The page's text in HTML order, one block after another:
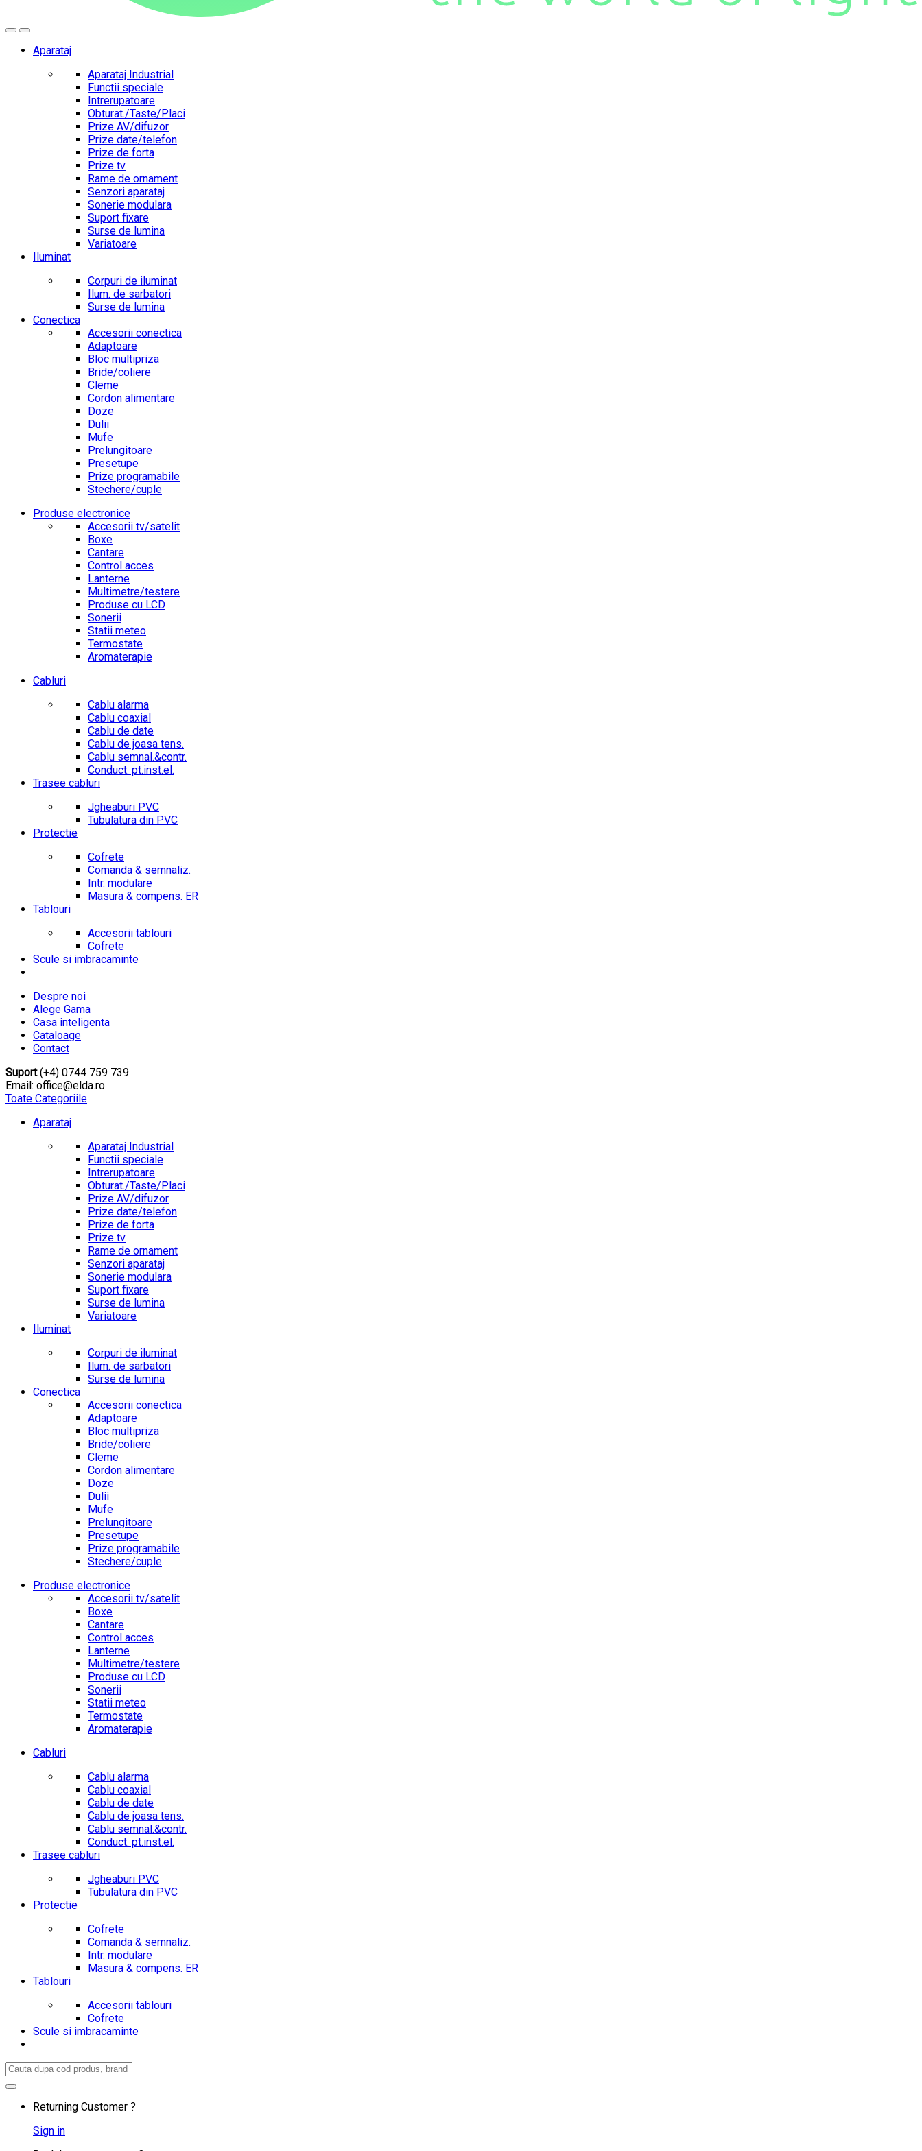
Aparataj
Aparataj Industrial
Functii speciale
Intrerupatoare
Obturat./Taste/Placi
Prize AV/difuzor
Prize date/telefon
Prize de forta
Prize tv
Rame de ornament
Senzori aparataj
Sonerie modulara
Suport fixare
Surse de lumina
Variatoare
Iluminat
Corpuri de iluminat
Ilum. de sarbatori
Surse de lumina
Conectica
Accesorii conectica
Adaptoare
Bloc multipriza
Bride/coliere
Cleme
Cordon alimentare
Doze
Dulii
Mufe
Prelungitoare
Presetupe
Prize programabile
Stechere/cuple
Produse electronice
Accesorii tv/satelit
Boxe
Cantare
Control acces
Lanterne
Multimetre/testere
Produse cu LCD
Sonerii
Statii meteo
Termostate
Aromaterapie
Cabluri
Cablu alarma
Cablu coaxial
Cablu de date
Cablu de joasa tens.
Cablu semnal.&contr.
Conduct. pt.inst.el.
Trasee cabluri
Jgheaburi PVC
Tubulatura din PVC
Protectie
Cofrete
Comanda & semnaliz.
Intr. modulare
Masura & compens. ER
Tablouri
Accesorii tablouri
Cofrete
Scule si imbracaminte
Despre noi
Alege Gama
Casa inteligenta
Cataloage
Contact
Suport(+4) 0744 759 739
Email: office@elda.ro
Toate Categoriile
Aparataj
Aparataj Industrial
Functii speciale
Intrerupatoare
Obturat./Taste/Placi
Prize AV/difuzor
Prize date/telefon
Prize de forta
Prize tv
Rame de ornament
Senzori aparataj
Sonerie modulara
Suport fixare
Surse de lumina
Variatoare
Iluminat
Corpuri de iluminat
Ilum. de sarbatori
Surse de lumina
Conectica
Accesorii conectica
Adaptoare
Bloc multipriza
Bride/coliere
Cleme
Cordon alimentare
Doze
Dulii
Mufe
Prelungitoare
Presetupe
Prize programabile
Stechere/cuple
Produse electronice
Accesorii tv/satelit
Boxe
Cantare
Control acces
Lanterne
Multimetre/testere
Produse cu LCD
Sonerii
Statii meteo
Termostate
Aromaterapie
Cabluri
Cablu alarma
Cablu coaxial
Cablu de date
Cablu de joasa tens.
Cablu semnal.&contr.
Conduct. pt.inst.el.
Trasee cabluri
Jgheaburi PVC
Tubulatura din PVC
Protectie
Cofrete
Comanda & semnaliz.
Intr. modulare
Masura & compens. ER
Tablouri
Accesorii tablouri
Cofrete
Scule si imbracaminte
Search
for:
Returning Customer ?
Sign in